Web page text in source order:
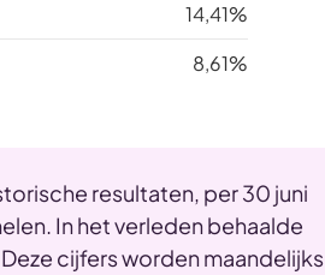
14,41%
8,61%
resultaten, per 30 juni
In het verleden behaalde
cijfers worden maandelijks